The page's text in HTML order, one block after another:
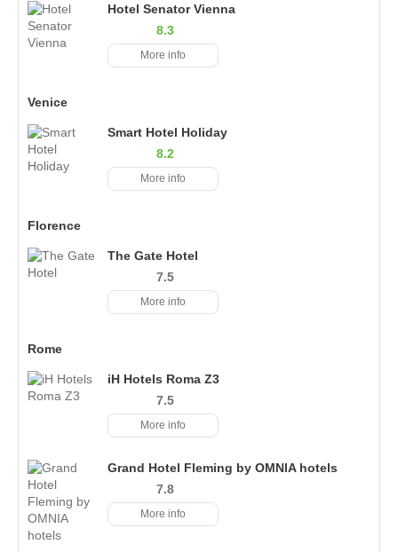
Hotel Senator Vienna
8.3
More info
Venice
Smart Hotel Holiday
8.2
More info
Florence
The Gate Hotel
7.5
More info
Rome
iH Hotels Roma Z3
7.5
More info
Grand Hotel Fleming by OMNIA hotels
7.8
More info